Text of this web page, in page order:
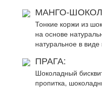
МАНГО-
Тонкие коржи из
на основе
натуральное в
ПРАГА:
Шоколадный
пропитка,